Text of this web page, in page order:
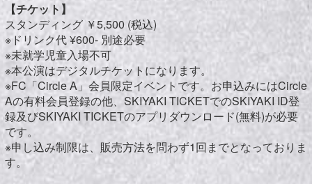
【チケット】
スタンディング ￥5,500 (税込)
※ドリンク代 ¥600- 別途必要
※未就学児童入場不可
※本公演はデジタルチケットになります。
※FC「Circle A」会員限定イベントです。お申込みにはCircle
Aの有料会員登録の他、SKIYAKI TICKETでのSKIYAKI ID登
録及びSKIYAKI TICKETのアプリダウンロード(無料)が必要
です。
※申し込み制限は、販売方法を問わず1回までとなっておりま
す。